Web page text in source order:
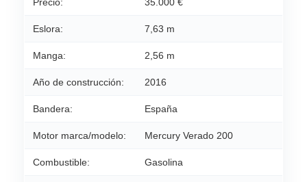
Eslora: 7,63 m
Manga: 2,56 m
Año de construcción: 2016
Bandera: España
Motor marca/modelo: Mercury Verado 200
Combustible: Gasolina